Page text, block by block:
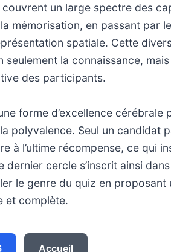
un large spectre des
mémorisation, en passant par
spatiale. Cette
seulement la connaissance,
des participants.
forme d’excellence cérébrale
polyvalence. Seul un candidat
à l’ultime récompense, ce qui
cercle s’inscrit ainsi
le genre du quiz en proposant
et complète.
Accueil